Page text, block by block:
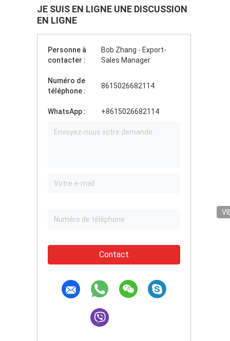
JE SUIS EN LIGNE UNE DISCUSSION
EN LIGNE
Personne à
contacter :
Bob Zhang - Export-
Sales Manager
Numéro de
téléphone :
8615026682114
WhatsApp : +8615026682114
Contact